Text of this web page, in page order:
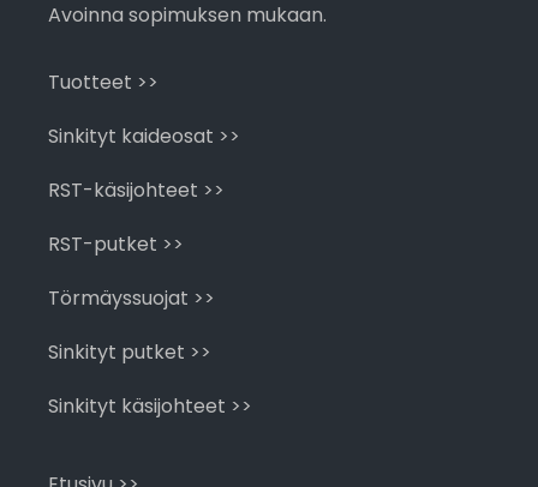
Avoinna sopimuksen mukaan.
Tuotteet >>
Sinkityt kaideosat >>
RST-käsijohteet >>
RST-putket >>
Törmäyssuojat >>
Sinkityt putket >>
Sinkityt käsijohteet >>